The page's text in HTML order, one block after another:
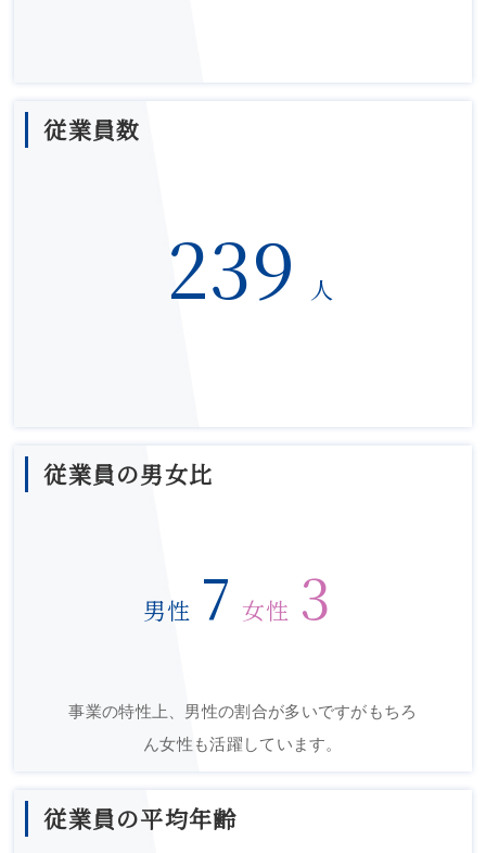
従業員数
239 人
従業員の男女比
男性 7 女性 3
事業の特性上、男性の割合が多いですがもちろ
ん女性も活躍しています。
従業員の平均年齢